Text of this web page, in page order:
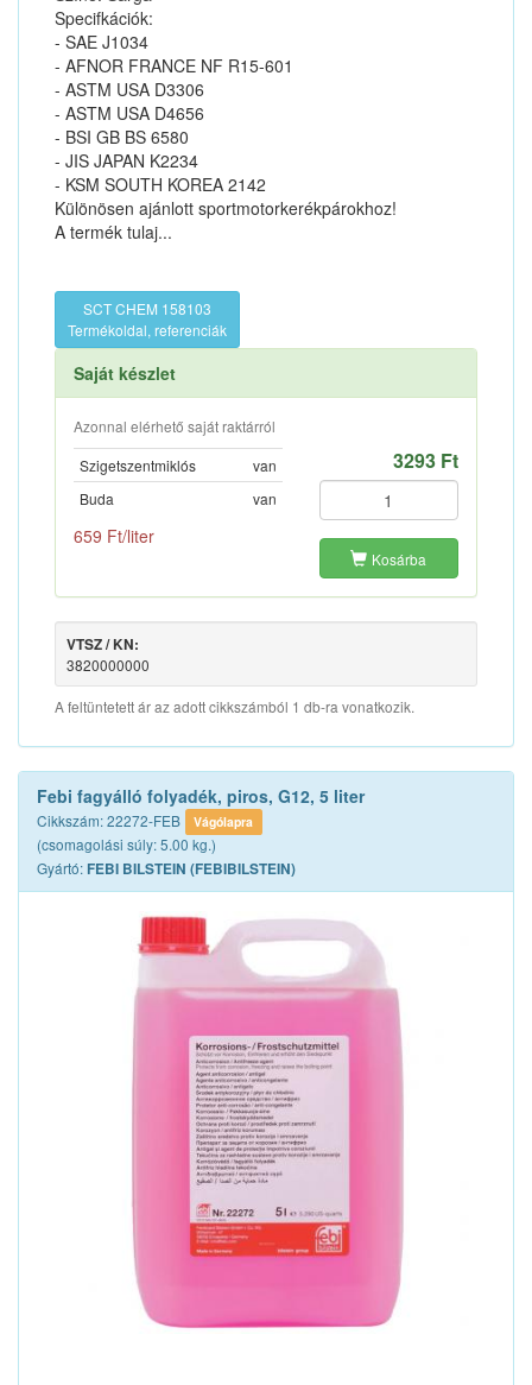
Specifkációk:
- SAE J1034
- AFNOR FRANCE NF R15-601
- ASTM USA D3306
- ASTM USA D4656
- BSI GB BS 6580
- JIS JAPAN K2234
- KSM SOUTH KOREA 2142
Különösen ajánlott sportmotorkerékpárokhoz!
A termék tulaj...
SCT CHEM 158103
Termékoldal, referenciák
Saját készlet
Azonnal elérhető saját raktárról
Szigetszentmiklós
van
Buda
van
659 Ft/liter
3293 Ft
Kosárba
VTSZ / KN:
3820000000
A feltüntetett ár az adott cikkszámból 1 db-ra vonatkozik.
Febi fagyálló folyadék, piros, G12, 5 liter
Cikkszám: 22272-FEB Vágólapra
(csomagolási súly: 5.00 kg.)
Gyártó: FEBI BILSTEIN (FEBIBILSTEIN)